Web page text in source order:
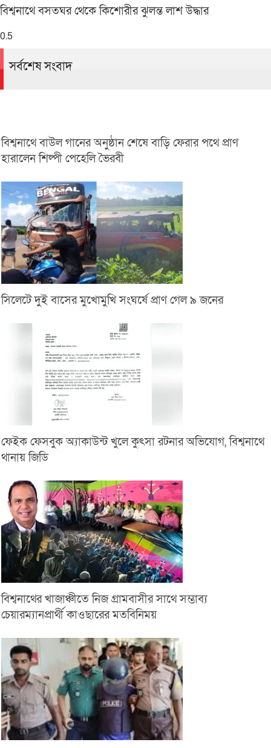
বিশ্বনাথে বসতঘর থেকে কিশোরীর ঝুলন্ত লাশ উদ্ধার
সর্বশেষ সংবাদ
বিশ্বনাথে বাউল গানের অনুষ্ঠান শেষে বাড়ি ফেরার পথে প্রাণ
হারালেন শিল্পী পেহেলি ভৈরবী
সিলেটে দুই বাসের মুখোমুখি সংঘর্ষে প্রাণ গেল ৯ জনের
ফেইক ফেসবুক অ্যাকাউন্ট খুলে কুৎসা রটনার অভিযোগ, বিশ্বনাথে
থানায় জিডি
বিশ্বনাথের খাজাঞ্চীতে নিজ গ্রামবাসীর সাথে সম্ভাব্য
চেয়ারম্যানপ্রার্থী কাওছারের মতবিনিময়